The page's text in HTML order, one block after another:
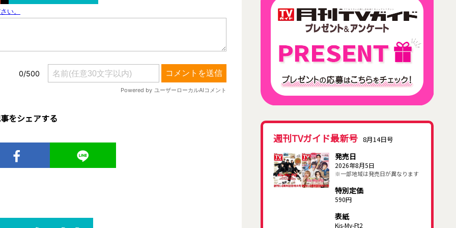
をシェアする
週刊TVガイド最新号 8月14日号
発売日
2026年8月5日
※一部地域は発売日が異なります
特別定価
590円
表紙
Kis-My-Ft2